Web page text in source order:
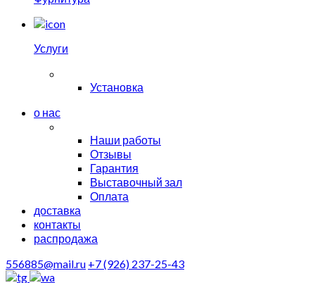
Услуги
Установка
о нас
Наши работы
Отзывы
Гарантия
Выставочный зал
Оплата
доставка
контакты
распродажа
556885@mail.ru +7 (926) 237-25-43